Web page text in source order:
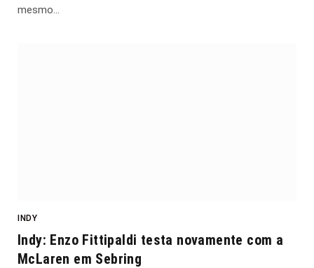
mesmo…
INDY
Indy: Enzo Fittipaldi testa novamente com a
McLaren em Sebring